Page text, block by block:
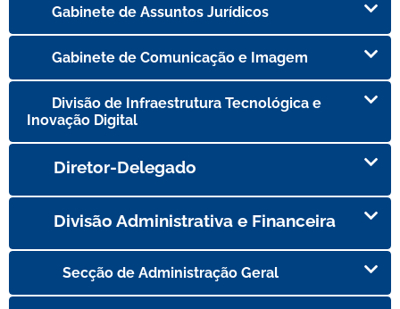
Gabinete de Assuntos Jurídicos
Gabinete de Comunicação e Imagem
Divisão de Infraestrutura Tecnológica e
Inovação Digital
Diretor-Delegado
Divisão Administrativa e Financeira
Secção de Administração Geral